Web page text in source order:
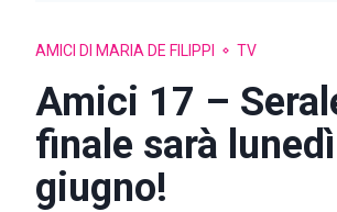
AMICI DI MARIA DE FILIPPI TV
Amici 17 –
finale sarà
giugno!